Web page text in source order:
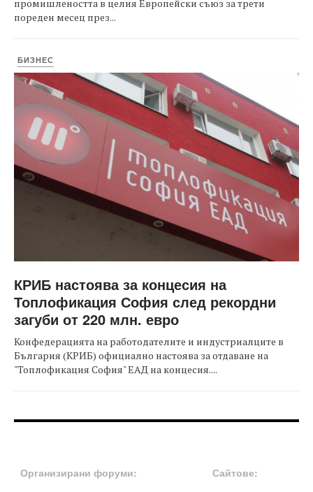
промишлеността в целия Европейски съюз за трети
пореден месец през...
БИЗНЕС
КРИБ настоява за концесия на
Топлофикация София след рекордни
загуби от 220 млн. евро
Конфедерацията на работодателите и индустриалците в
България (КРИБ) официално настоява за отдаване на
"Топлофикация София" ЕАД на концесия....
Организирани форуми:
Сайтове: